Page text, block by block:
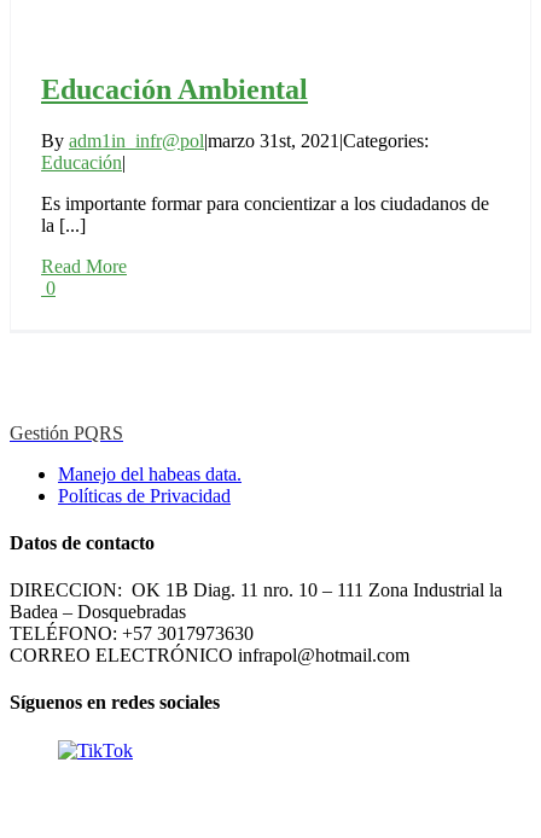
Educación Ambiental
By adm1in_infr@pol|marzo 31st, 2021 |Categories:
Educación|
Es importante formar para concientizar a los ciudadanos de
la [...]
Read More
0
Gestión PQRS
Manejo del habeas data.
Políticas de Privacidad
Datos de contacto
DIRECCION: OK 1B Diag. 11 nro. 10 – 111 Zona Industrial la
Badea – Dosquebradas
TELÉFONO: +57 3017973630
CORREO ELECTRÓNICO infrapol@hotmail.com
Síguenos en redes sociales